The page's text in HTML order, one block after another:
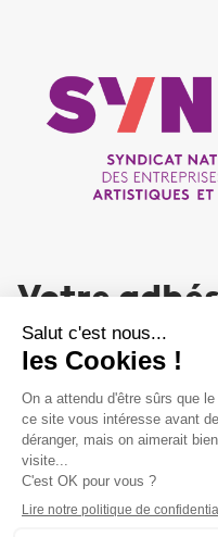
Votre
NOUS REJOINDRE
Liens utiles